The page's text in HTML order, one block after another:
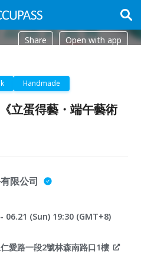
Share Open with app
Handmade
立蛋得藝・端午藝術
限公司
06.21 (Sun) 19:30 (GMT+8)
愛路一段2號林森南路口1樓